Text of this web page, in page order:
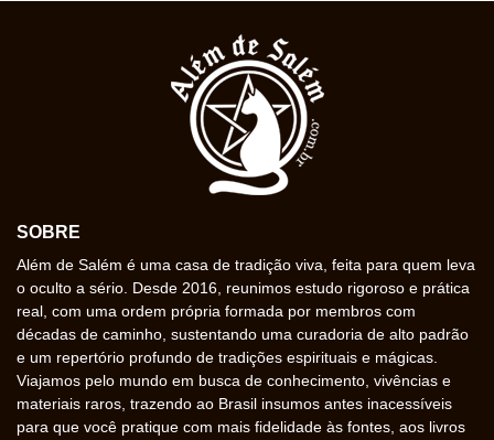
SOBRE
Além de Salém é uma casa de tradição viva, feita para quem leva
o oculto a sério. Desde 2016, reunimos estudo rigoroso e prática
real, com uma ordem própria formada por membros com
décadas de caminho, sustentando uma curadoria de alto padrão
e um repertório profundo de tradições espirituais e mágicas.
Viajamos pelo mundo em busca de conhecimento, vivências e
materiais raros, trazendo ao Brasil insumos antes inacessíveis
para que você pratique com mais fidelidade às fontes, aos livros